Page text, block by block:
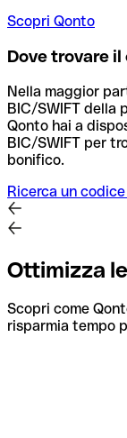
Scopri Qonto
Dove trovare il
Nella maggior
BIC/SWIFT della
Qonto hai a
BIC/SWIFT per
bonifico.
Ricerca un
Ottimizza
Scopri come
risparmia tempo